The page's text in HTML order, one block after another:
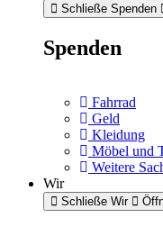
Schließe Spenden
Spenden
Fahrrad
Geld
Kleidung
Möbel und
Weitere
Wir
Schließe Wir